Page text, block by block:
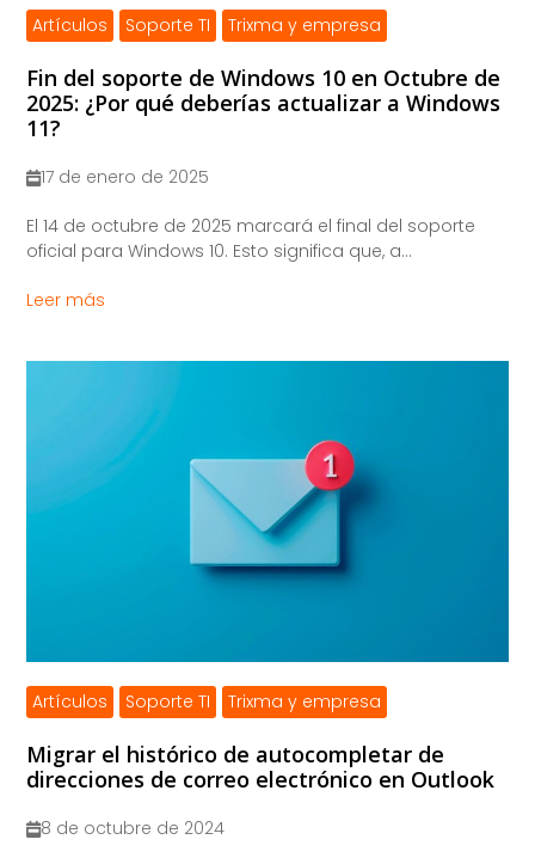
Artículos Soporte TI Trixma y empresa
Fin del soporte de Windows 10 en Octubre de
2025: ¿Por qué deberías actualizar a Windows
11?
17 de enero de 2025
El 14 de octubre de 2025 marcará el final del soporte
oficial para Windows 10. Esto significa que, a...
Leer más
Artículos Soporte TI Trixma y empresa
Migrar el histórico de autocompletar de
direcciones de correo electrónico en Outlook
8 de octubre de 2024